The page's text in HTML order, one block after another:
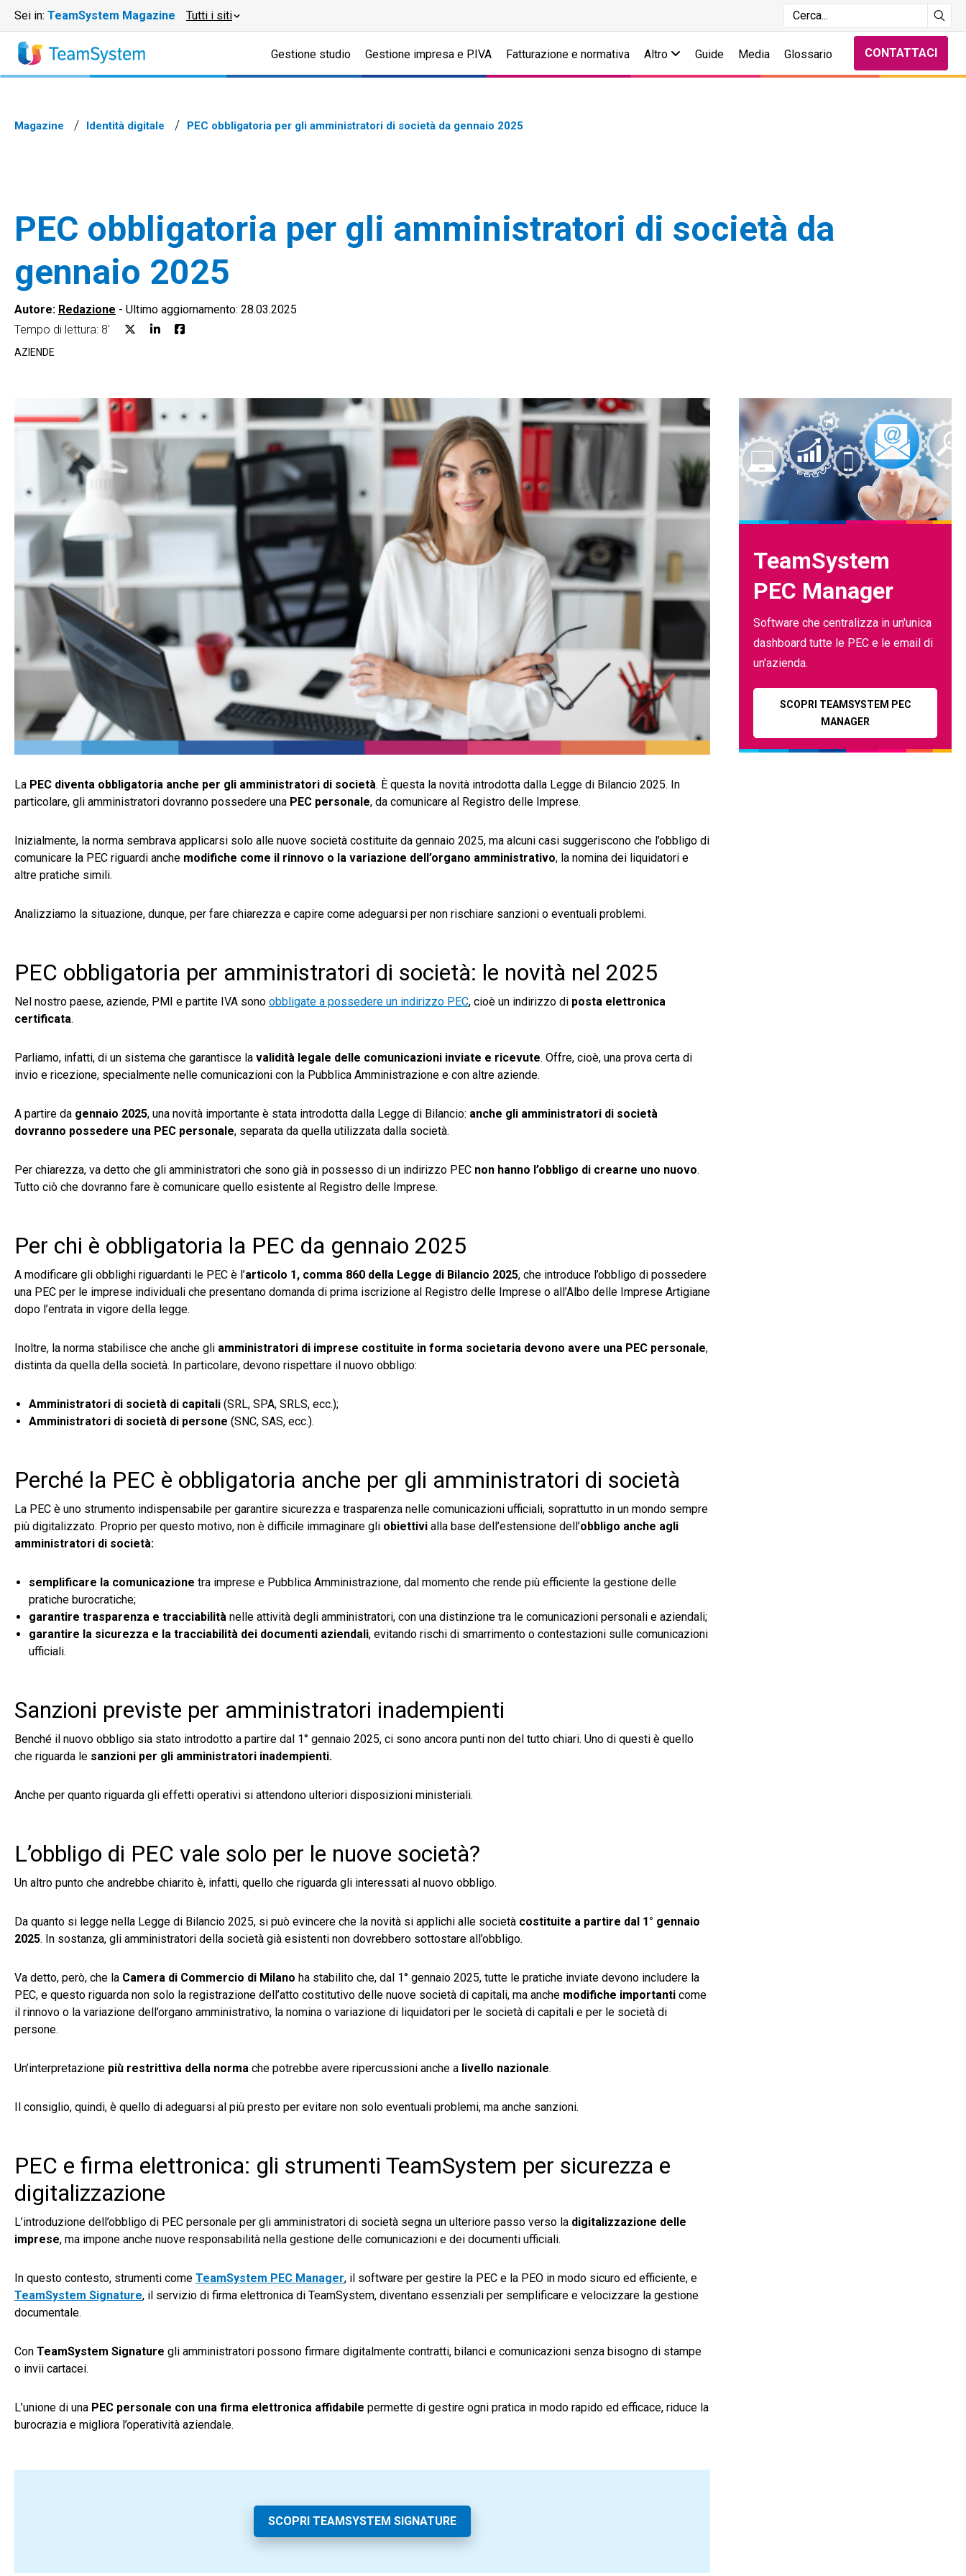
Sei in: TeamSystem Magazine Tutti i siti
Gestione studio Gestione impresa e P.IVA Fatturazione e normativa Altro Guide Media Glossario CONTATTACI
Magazine Identità digitale PEC obbligatoria per gli amministratori di società da gennaio 2025
PEC obbligatoria per gli amministratori di società da
gennaio 2025
Autore: Redazione - Ultimo aggiornamento: 28.03.2025
Tempo di lettura: 8'
AZIENDE
La PEC diventa obbligatoria anche per gli amministratori di società. È questa la novità introdotta dalla Legge di Bilancio 2025. In
particolare, gli amministratori dovranno possedere una PEC personale, da comunicare al Registro delle Imprese.
Inizialmente, la norma sembrava applicarsi solo alle nuove società costituite da gennaio 2025, ma alcuni casi suggeriscono che l’obbligo di
comunicare la PEC riguardi anche modifiche come il rinnovo o la variazione dell’organo amministrativo, la nomina dei liquidatori e
altre pratiche simili.
Analizziamo la situazione, dunque, per fare chiarezza e capire come adeguarsi per non rischiare sanzioni o eventuali problemi.
PEC obbligatoria per amministratori di società: le novità nel 2025
Nel nostro paese, aziende, PMI e partite IVA sono obbligate a possedere un indirizzo PEC, cioè un indirizzo di posta elettronica
certificata.
Parliamo, infatti, di un sistema che garantisce la validità legale delle comunicazioni inviate e ricevute. Offre, cioè, una prova certa di
invio e ricezione, specialmente nelle comunicazioni con la Pubblica Amministrazione e con altre aziende.
A partire da gennaio 2025, una novità importante è stata introdotta dalla Legge di Bilancio: anche gli amministratori di società
dovranno possedere una PEC personale, separata da quella utilizzata dalla società.
Per chiarezza, va detto che gli amministratori che sono già in possesso di un indirizzo PEC non hanno l’obbligo di crearne uno nuovo.
Tutto ciò che dovranno fare è comunicare quello esistente al Registro delle Imprese.
Per chi è obbligatoria la PEC da gennaio 2025
A modificare gli obblighi riguardanti le PEC è l’articolo 1, comma 860 della Legge di Bilancio 2025, che introduce l’obbligo di possedere
una PEC per le imprese individuali che presentano domanda di prima iscrizione al Registro delle Imprese o all’Albo delle Imprese Artigiane
dopo l’entrata in vigore della legge.
Inoltre, la norma stabilisce che anche gli amministratori di imprese costituite in forma societaria devono avere una PEC personale,
distinta da quella della società. In particolare, devono rispettare il nuovo obbligo:
Amministratori di società di capitali (SRL, SPA, SRLS, ecc.);
Amministratori di società di persone (SNC, SAS, ecc.).
Perché la PEC è obbligatoria anche per gli amministratori di società
La PEC è uno strumento indispensabile per garantire sicurezza e trasparenza nelle comunicazioni ufficiali, soprattutto in un mondo sempre
più digitalizzato. Proprio per questo motivo, non è difficile immaginare gli obiettivi alla base dell’estensione dell’obbligo anche agli
amministratori di società:
semplificare la comunicazione tra imprese e Pubblica Amministrazione, dal momento che rende più efficiente la gestione delle
pratiche burocratiche;
garantire trasparenza e tracciabilità nelle attività degli amministratori, con una distinzione tra le comunicazioni personali e aziendali;
garantire la sicurezza e la tracciabilità dei documenti aziendali, evitando rischi di smarrimento o contestazioni sulle comunicazioni
ufficiali.
Sanzioni previste per amministratori inadempienti
Benché il nuovo obbligo sia stato introdotto a partire dal 1° gennaio 2025, ci sono ancora punti non del tutto chiari. Uno di questi è quello
che riguarda le sanzioni per gli amministratori inadempienti.
Anche per quanto riguarda gli effetti operativi si attendono ulteriori disposizioni ministeriali.
L’obbligo di PEC vale solo per le nuove società?
Un altro punto che andrebbe chiarito è, infatti, quello che riguarda gli interessati al nuovo obbligo.
Da quanto si legge nella Legge di Bilancio 2025, si può evincere che la novità si applichi alle società costituite a partire dal 1° gennaio
2025. In sostanza, gli amministratori della società già esistenti non dovrebbero sottostare all’obbligo.
Va detto, però, che la Camera di Commercio di Milano ha stabilito che, dal 1° gennaio 2025, tutte le pratiche inviate devono includere la
PEC, e questo riguarda non solo la registrazione dell’atto costitutivo delle nuove società di capitali, ma anche modifiche importanti come
il rinnovo o la variazione dell’organo amministrativo, la nomina o variazione di liquidatori per le società di capitali e per le società di
persone.
Un’interpretazione più restrittiva della norma che potrebbe avere ripercussioni anche a livello nazionale.
Il consiglio, quindi, è quello di adeguarsi al più presto per evitare non solo eventuali problemi, ma anche sanzioni.
PEC e firma elettronica: gli strumenti TeamSystem per sicurezza e
digitalizzazione
L’introduzione dell’obbligo di PEC personale per gli amministratori di società segna un ulteriore passo verso la digitalizzazione delle
imprese, ma impone anche nuove responsabilità nella gestione delle comunicazioni e dei documenti ufficiali.
In questo contesto, strumenti come TeamSystem PEC Manager, il software per gestire la PEC e la PEO in modo sicuro ed efficiente, e
TeamSystem Signature, il servizio di firma elettronica di TeamSystem, diventano essenziali per semplificare e velocizzare la gestione
documentale.
Con TeamSystem Signature gli amministratori possono firmare digitalmente contratti, bilanci e comunicazioni senza bisogno di stampe
o invii cartacei.
L’unione di una PEC personale con una firma elettronica affidabile permette di gestire ogni pratica in modo rapido ed efficace, riduce la
burocrazia e migliora l’operatività aziendale.
SCOPRI TEAMSYSTEM SIGNATURE
TeamSystem
PEC Manager
Software che centralizza in un'unica
dashboard tutte le PEC e le email di
un'azienda.
SCOPRI TEAMSYSTEM PEC
MANAGER